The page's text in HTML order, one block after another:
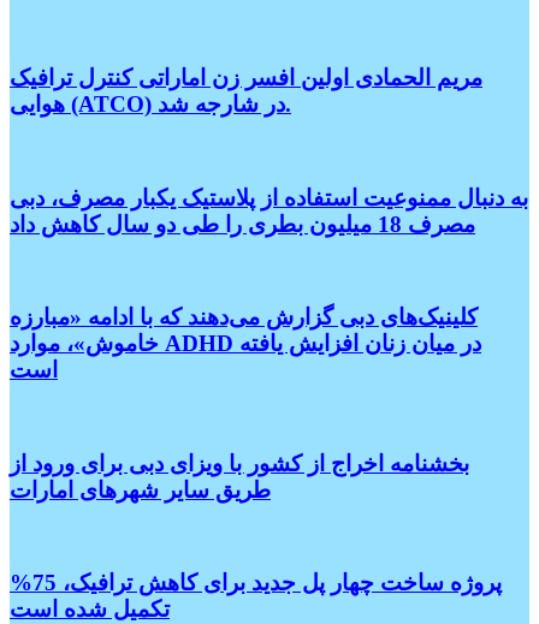
مریم الحمادی اولین افسر زن اماراتی کنترل ترافیک
هوایی (ATCO) در شارجه شد.
به دنبال ممنوعیت استفاده از پلاستیک یکبار مصرف، دبی
مصرف 18 میلیون بطری را طی دو سال کاهش داد
کلینیک‌های دبی گزارش می‌دهند که با ادامه «مبارزه
خاموش»، موارد ADHD در میان زنان افزایش یافته
است
بخشنامه اخراج از کشور با ویزای دبی برای ورود از
طریق سایر شهر‌های امارات
پروژه ساخت چهار پل جدید برای کاهش ترافیک، 75%
تکمیل شده است